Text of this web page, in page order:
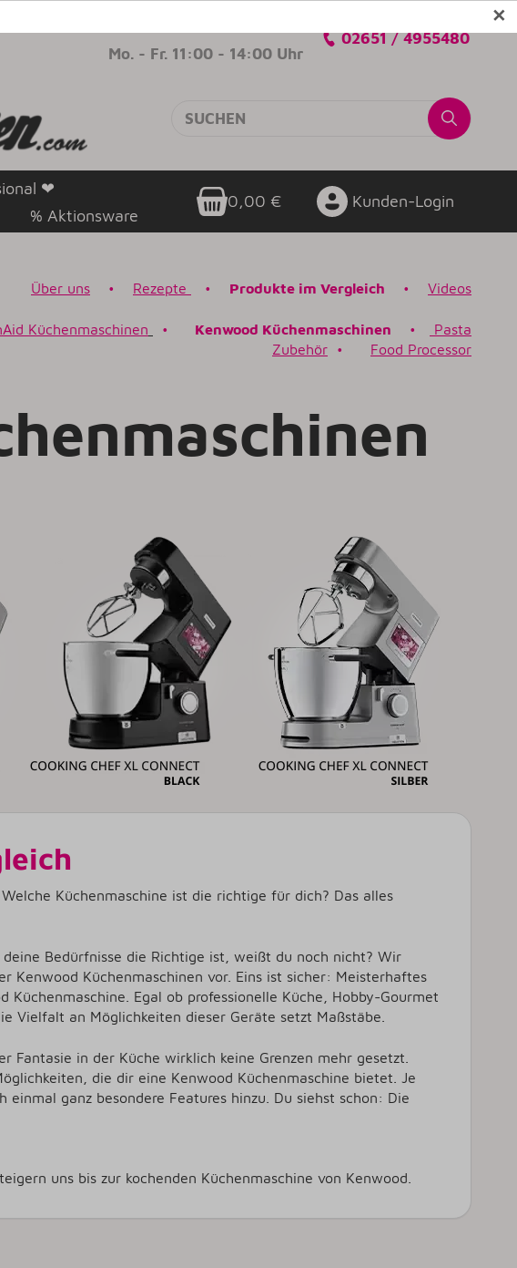
✕
Mo. - Fr. 11:00 - 14:00 Uhr
02651 / 4955480
❤
% Aktionsware
0,00 € Kunden-Login
Über uns • Rezepte • Produkte im Vergleich • Videos
Küchenmaschinen • Kenwood Küchenmaschinen •
Pasta
Zubehör • Food Processor
Küchenmaschine ist die richtige für dich? Das alles
Bedürfnisse die Richtige ist, weißt du noch nicht? Wir
Kenwood Küchenmaschinen vor. Eins ist sicher: Meisterhaftes
Egal ob professionelle Küche, Hobby-Gourmet
Vielfalt an Möglichkeiten dieser Geräte setzt Maßstäbe.
Fantasie in der Küche wirklich keine Grenzen mehr gesetzt.
die dir eine Kenwood Küchenmaschine bietet. Je
ganz besondere Features hinzu. Du siehst schon: Die
uns bis zur kochenden Küchenmaschine von Kenwood.